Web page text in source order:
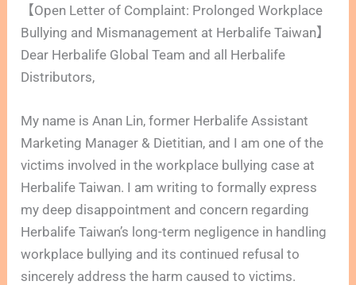
【Open Letter of Complaint: Prolonged Workplace
Bullying and Mismanagement at Herbalife Taiwan】
Dear Herbalife Global Team and all Herbalife
Distributors,
My name is Anan Lin, former Herbalife Assistant
Marketing Manager & Dietitian, and I am one of the
victims involved in the workplace bullying case at
Herbalife Taiwan. I am writing to formally express
my deep disappointment and concern regarding
Herbalife Taiwan’s long-term negligence in handling
workplace bullying and its continued refusal to
sincerely address the harm caused to victims.